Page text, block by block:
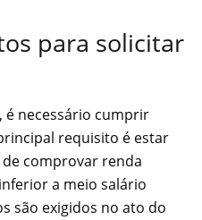
para solicitar
é necessário cumprir
requisito é estar
de comprovar renda
a meio salário
são exigidos no ato do